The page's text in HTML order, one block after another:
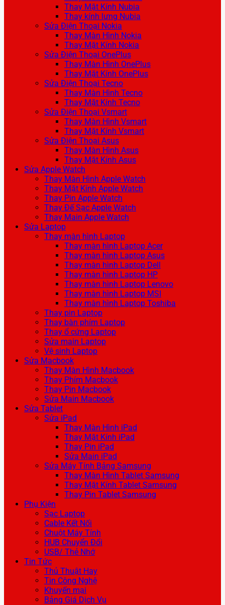
Thay Mặt Kính Nubia
Thay kính lưng Nubia
Sửa Điện Thoại Nokia
Thay Màn Hình Nokia
Thay Mặt Kính Nokia
Sửa Điện Thoại OnePlus
Thay Màn Hình OnePlus
Thay Mặt Kính OnePlus
Sửa Điện Thoại Tecno
Thay Màn Hình Tecno
Thay Mặt Kính Tecno
Sửa Điện Thoại Vsmart
Thay Màn Hình Vsmart
Thay Mặt Kính Vsmart
Sửa Điện Thoại Asus
Thay Màn Hình Asus
Thay Mặt Kính Asus
Sửa Apple Watch
Thay Màn Hình Apple Watch
Thay Mặt Kính Apple Watch
Thay Pin Apple Watch
Thay Đế Sạc Apple Watch
Thay Main Apple Watch
Sửa Laptop
Thay màn hình Laptop
Thay màn hình Laptop Acer
Thay màn hình Laptop Asus
Thay màn hình Laptop Dell
Thay màn hình Laptop HP
Thay màn hình Laptop Lenovo
Thay màn hình Laptop MSI
Thay màn hình Laptop Toshiba
Thay pin Laptop
Thay bàn phím Laptop
Thay ổ cứng Laptop
Sửa main Laptop
Vệ sinh Laptop
Sửa Macbook
Thay Màn Hình Macbook
Thay Phím Macbook
Thay Pin Macbook
Sửa Main Macbook
Sửa Tablet
Sửa iPad
Thay Màn Hình iPad
Thay Mặt Kính iPad
Thay Pin iPad
Sửa Main iPad
Sửa Máy Tính Bảng Samsung
Thay Màn Hình Tablet Samsung
Thay Mặt Kính Tablet Samsung
Thay Pin Tablet Samsung
Phụ Kiện
Sạc Laptop
Cable Kết Nối
Chuột Máy Tính
HUB Chuyển Đổi
USB/ Thẻ Nhớ
Tin Tức
Thủ Thuật Hay
Tin Công Nghệ
Khuyến mại
Bảng Giá Dịch Vụ